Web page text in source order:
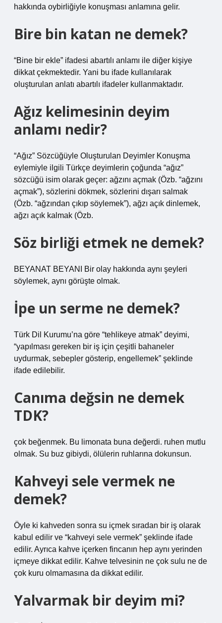
hakkında oybirliğiyle konuşması anlamına gelir.
Bire bin katan ne demek?
“Bine bir ekle” ifadesi abartılı anlamı ile diğer kişiye
dikkat çekmektedir. Yani bu ifade kullanılarak
oluşturulan anlatı abartılı ifadeler kullanmaktadır.
Ağız kelimesinin deyim
anlamı nedir?
“Ağız” Sözcüğüyle Oluşturulan Deyimler Konuşma
eylemiyle ilgili Türkçe deyimlerin çoğunda “ağız”
sözcüğü isim olarak geçer: ağzını açmak (Özb. “ağzını
açmak”), sözlerini dökmek, sözlerini dışarı salmak
(Özb. “ağzından çıkıp söylemek”), ağzı açık dinlemek,
ağzı açık kalmak (Özb.
Söz birliği etmek ne demek?
BEYANAT BEYANI Bir olay hakkında aynı şeyleri
söylemek, aynı görüşte olmak.
İpe un serme ne demek?
Türk Dil Kurumu’na göre “tehlikeye atmak” deyimi,
“yapılması gereken bir iş için çeşitli bahaneler
uydurmak, sebepler gösterip, engellemek” şeklinde
ifade edilebilir.
Canıma değsin ne demek
TDK?
çok beğenmek. Bu limonata buna değerdi. ruhen mutlu
olmak. Su buz gibiydi, ölülerin ruhlarına dokunsun.
Kahveyi sele vermek ne
demek?
Öyle ki kahveden sonra su içmek sıradan bir iş olarak
kabul edilir ve “kahveyi sele vermek” şeklinde ifade
edilir. Ayrıca kahve içerken fincanın hep aynı yerinden
içmeye dikkat edilir. Kahve telvesinin ne çok sulu ne de
çok kuru olmamasına da dikkat edilir.
Yalvarmak bir deyim mi?